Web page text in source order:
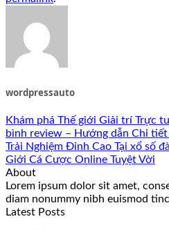
wordpressauto
Khám phá Thế giới Giải trí Trực
bình review – Hướng dẫn Chi
Trải Nghiệm Đỉnh Cao Tại xổ số
Giới Cá Cược Online Tuyệt Vời
About
Lorem ipsum dolor sit amet,
diam nonummy nibh euismod
Latest Posts